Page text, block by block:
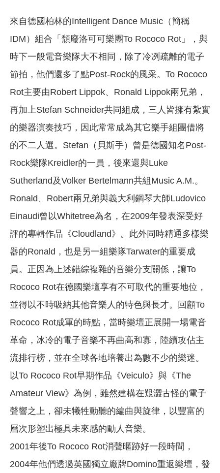
來自德國柏林的Intelligent Dance Music（簡稱
IDM）組合「頹廢洛可可樂團To Rococo Rot」，與
時下一般電音樂隊大不相同，除了冷冽疏離的電子
節拍，他們還多了點Post-Rock的風采。To Rococo
Rot主要由Robert Lippok、Ronald Lippok兩兄弟，
再加上Stefan Schneider共同組成，三人皆擁有紮實
的樂器演奏技巧，因此常常成為其它樂手組團借將
的不二人選。Stefan（貝斯手）曾是德國知名Post-
Rock樂隊Kreidler的一員，後來還與Luke
Sutherland及Volker Bertelmann共組Music A.M.。
Ronald、Robert兩兄弟與義大利鋼琴大師Ludovico
Einaudi曾以Whitetree為名，在2009年發表深受好
評的專輯作品《Cloudland》。此外同時精通多樣樂
器的Ronald，也是另一組樂隊Tarwater的重要成
員。正因為上述錯綜複雜的音樂分支關係，讓To
Rococo Rot在德國樂壇享有不可取代的重要地位，
並得以不時吸納其他音樂人的特色與長才。回顧To
Rococo Rot成軍的時點，當時樂壇正展開一場電音
革命，冰冷的電子音樂不再曲高和寡，陸續攻佔主
流排行榜，並在全球各地培養出為數不少的樂迷。
以To Rococo Rot早期作品《Veiculo》與《The
Amateur View》為例，雖然建構在艱澀古怪的電子
聲響之上，卻未犧牲動聽的編曲與旋律，以豐富的
層次形塑出極具未來感的動人音樂。
2001年後To Rococo Rot消聲暱跡好一段時間，
2004年他們透過英國獨立廠牌Domino重返樂壇，發